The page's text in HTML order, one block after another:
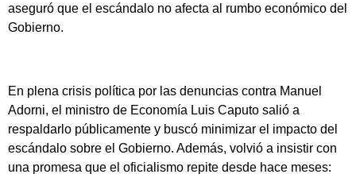
aseguró que el escándalo no afecta al rumbo económico del
Gobierno.
En plena crisis política por las denuncias contra Manuel
Adorni, el ministro de Economía Luis Caputo salió a
respaldarlo públicamente y buscó minimizar el impacto del
escándalo sobre el Gobierno. Además, volvió a insistir con
una promesa que el oficialismo repite desde hace meses: